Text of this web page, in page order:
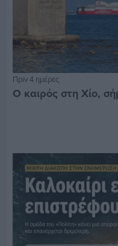
Πριν 4 ημέρες
Ο καιρός στη Χίο,